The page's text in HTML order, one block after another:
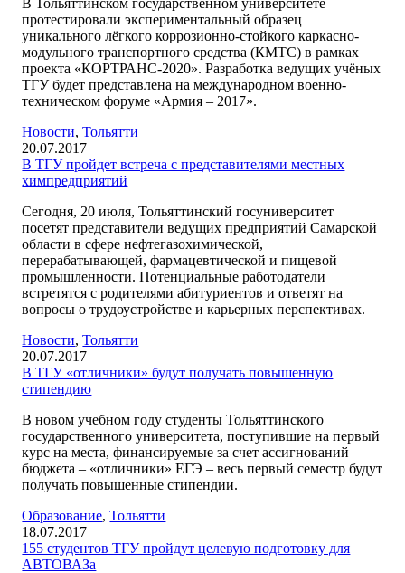
В Тольяттинском государственном университете
протестировали экспериментальный образец
уникального лёгкого коррозионно-стойкого каркасно-
модульного транспортного средства (КМТС) в рамках
проекта «КОРТРАНС-2020». Разработка ведущих учёных
ТГУ будет представлена на международном военно-
техническом форуме «Армия – 2017».
Новости,Тольятти
20.07.2017
В ТГУ пройдет встреча с представителями местных
химпредприятий
Сегодня, 20 июля, Тольяттинский госуниверситет
посетят представители ведущих предприятий Самарской
области в сфере нефтегазохимической,
перерабатывающей, фармацевтической и пищевой
промышленности. Потенциальные работодатели
встретятся с родителями абитуриентов и ответят на
вопросы о трудоустройстве и карьерных перспективах.
Новости,Тольятти
20.07.2017
В ТГУ «отличники» будут получать повышенную
стипендию
В новом учебном году студенты Тольяттинского
государственного университета, поступившие на первый
курс на места, финансируемые за счет ассигнований
бюджета – «отличники» ЕГЭ – весь первый семестр будут
получать повышенные стипендии.
Образование,Тольятти
18.07.2017
155 студентов ТГУ пройдут целевую подготовку для
АВТОВАЗа